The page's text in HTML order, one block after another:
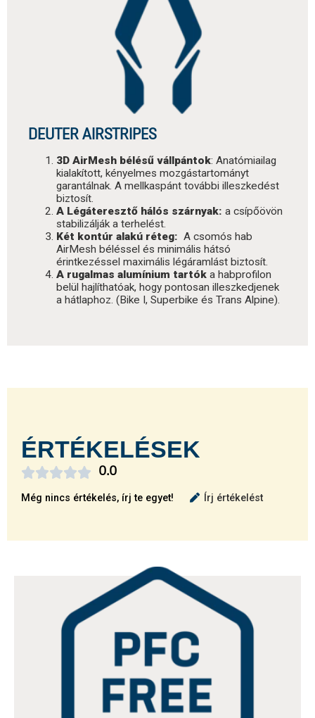
DEUTER AIRSTRIPES
3D AirMesh bélésű vállpántok: Anatómiailag
kialakított, kényelmes mozgástartományt
garantálnak. A mellkaspánt további illeszkedést
biztosít.
A Légáteresztő hálós szárnyak: a csípőövön
stabilizálják a terhelést.
Két kontúr alakú réteg: A csomós hab
AirMesh béléssel és minimális hátsó
érintkezéssel maximális légáramlást biztosít.
A rugalmas alumínium tartók a habprofilon
belül hajlíthatóak, hogy pontosan illeszkedjenek
a hátlaphoz. (Bike I, Superbike és Trans Alpine).
ÉRTÉKELÉSEK
0.0

Még nincs értékelés, írj te egyet! Írj értékelést